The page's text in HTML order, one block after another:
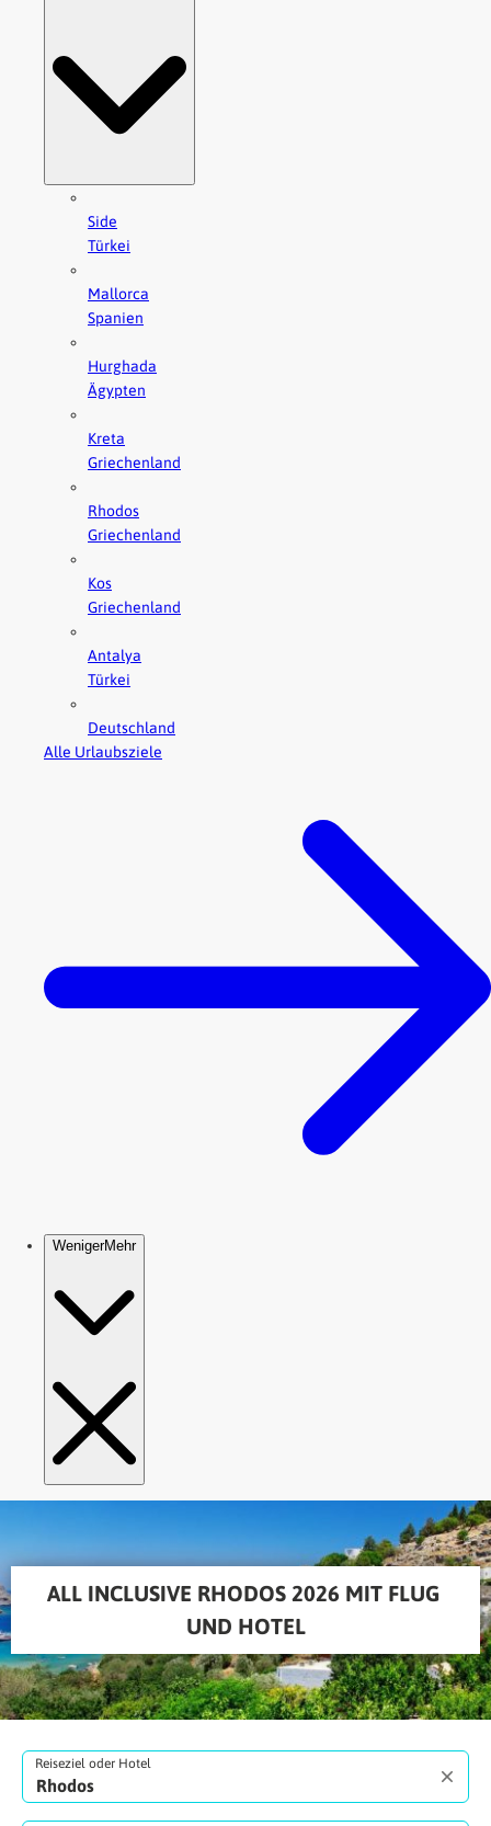
ALL INCLUSIVE RHODOS 2026 MIT FLUG
UND HOTEL
Reiseziel oder Hotel